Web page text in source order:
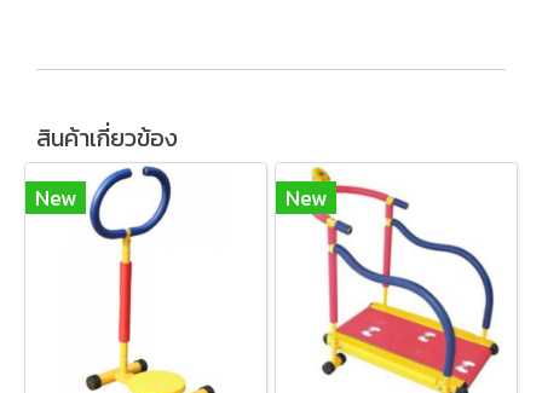
สินค้าเกี่ยวข้อง
New New